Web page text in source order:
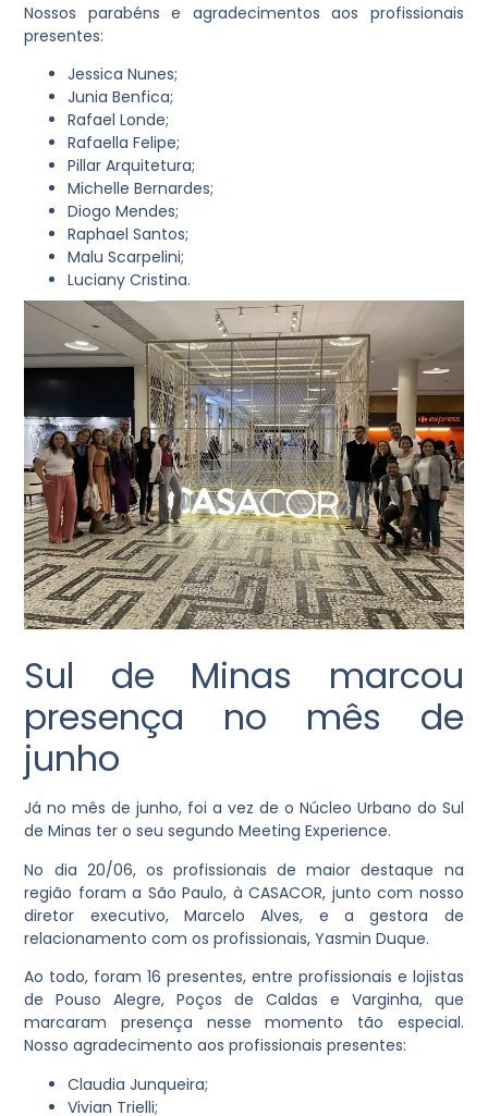
Nossos parabéns e agradecimentos aos profissionais
presentes:
Jessica Nunes;
Junia Benfica;
Rafael Londe;
Rafaella Felipe;
Pillar Arquitetura;
Michelle Bernardes;
Diogo Mendes;
Raphael Santos;
Malu Scarpelini;
Luciany Cristina.
Sul de Minas marcou
presença no mês de
junho
Já no mês de junho, foi a vez de o Núcleo Urbano do Sul
de Minas ter o seu segundo Meeting Experience.
No dia 20/06, os profissionais de maior destaque na
região foram a São Paulo, à CASACOR, junto com nosso
diretor executivo, Marcelo Alves, e a gestora de
relacionamento com os profissionais, Yasmin Duque.
Ao todo, foram 16 presentes, entre profissionais e lojistas
de Pouso Alegre, Poços de Caldas e Varginha, que
marcaram presença nesse momento tão especial.
Nosso agradecimento aos profissionais presentes:
Claudia Junqueira;
Vivian Trielli;